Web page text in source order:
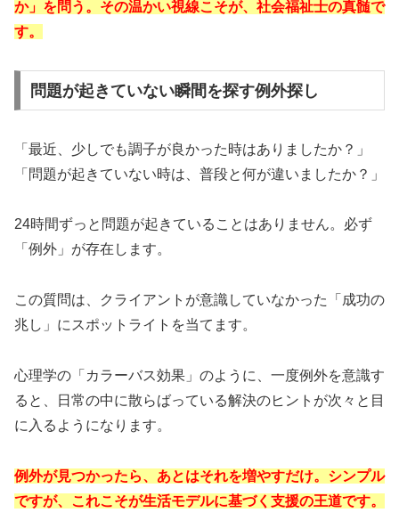
か」を問う。その温かい視線こそが、社会福祉士の真髄で
す。
問題が起きていない瞬間を探す例外探し
「最近、少しでも調子が良かった時はありましたか？」
「問題が起きていない時は、普段と何が違いましたか？」
24時間ずっと問題が起きていることはありません。必ず
「例外」が存在します。
この質問は、クライアントが意識していなかった「成功の
兆し」にスポットライトを当てます。
心理学の「カラーバス効果」のように、一度例外を意識す
ると、日常の中に散らばっている解決のヒントが次々と目
に入るようになります。
例外が見つかったら、あとはそれを増やすだけ。シンプル
ですが、これこそが生活モデルに基づく支援の王道です。